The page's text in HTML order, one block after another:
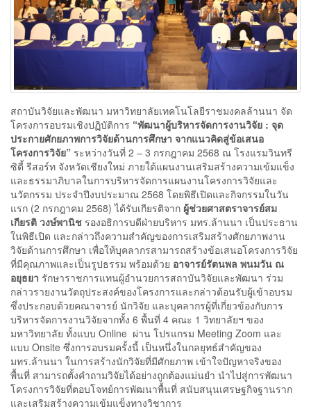
สถาบันวิจัยและพัฒนา มหาวิทยาลัยเทคโนโลยีราชมงคลล้านนา จัด
โครงการอบรมเชิงปฏิบัติการ “พัฒนาผู้บริหารจัดการงานวิจัย : จุด
ประกายศักยภาพการวิจัยด้านการศึกษา จากแนวคิดสู่ข้อเสนอ
โครงการวิจัย” ระหว่างวันที่ 2 – 3 กรกฎาคม 2568 ณ โรงแรมวินทรี
ซิตี้ รีสอร์ท จังหวัดเชียงใหม่ ภายใต้แผนงานเสริมสร้างความเข้มแข็ง
และธรรมาภิบาลในการบริหารจัดการแผนงานโครงการวิจัยและ
นวัตกรรม ประจำปีงบประมาณ 2568 โดยพิธีเปิดและกิจกรรมในวัน
แรก (2 กรกฎาคม 2568) ได้รับเกียรติจาก ผู้ช่วยศาสตราจารย์สม
เกียรติ วงษ์พานิช รองอธิการบดีฝ่ายบริหาร มทร.ล้านนา เป็นประธาน
ในพิธีเปิด และกล่าวถึงความสำคัญของการเสริมสร้างศักยภาพงาน
วิจัยด้านการศึกษา เพื่อให้บุคลากรสามารถสร้างข้อเสนอโครงการวิจัย
ที่มีคุณภาพและเป็นรูปธรรม พร้อมด้วย อาจารย์รัตนพล พนมวัน ณ
อยุธยา รักษาราชการแทนผู้อำนวยการสถาบันวิจัยและพัฒนา ร่วม
กล่าวรายงานวัตถุประสงค์ของโครงการและกล่าวต้อนรับผู้เข้าอบรม
ซึ่งประกอบด้วยคณาจารย์ นักวิจัย และบุคลากรผู้ที่เกี่ยวข้องกับการ
บริหารจัดการงานวิจัยจากทั้ง 6 พื้นที่ 4 คณะ 1 วิทยาลัยฯ ของ
มหาวิทยาลัย ทั้งแบบ Online ผ่าน โปรแกรม Meeting Zoom และ
แบบ Onsite ซึ่งการอบรมครั้งนี้ เป็นหนึ่งในกลยุทธ์สำคัญของ
มทร.ล้านนา ในการสร้างนักวิจัยที่มีศักยภาพ เข้าใจปัญหาจริงของ
พื้นที่ สามารถตั้งคำถามวิจัยได้อย่างถูกต้องแม่นยำ นำไปสู่การพัฒนา
โครงการวิจัยที่ตอบโจทย์การพัฒนาพื้นที่ สนับสนุนเศรษฐกิจฐานราก
และเสริมสร้างความเข้มแข็งทางวิชาการ